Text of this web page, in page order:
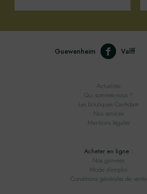
Guewenheim Valff
Actualités
Qui sommes-nous ?
Les boutiques Cav'Adam
Nos services
Mentions légales
Acheter en ligne :
Nos gammes
Mode d'emploi
Conditions générales de vente